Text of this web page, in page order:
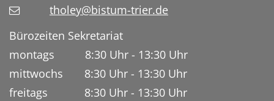
tholey@bistum-trier.de
Bürozeiten Sekretariat
montags 8:30 Uhr - 13:30 Uhr
mittwochs 8:30 Uhr - 13:30 Uhr
freitags 8:30 Uhr - 13:30 Uhr